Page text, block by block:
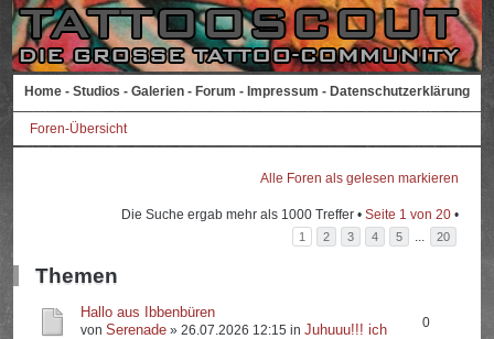
Home - Studios - Galerien - Forum - Impressum - Datenschutzerklärung
Foren-Übersicht
Alle Foren als gelesen markieren
Die Suche ergab mehr als 1000 Treffer • Seite 1 von 20•
1 2 3 4 5 ... 20
Themen
Hallo aus Ibbenbüren
vonSerenade » 26.07.2026 12:15 inJuhuuu!!! ich
0